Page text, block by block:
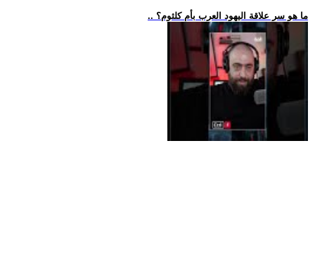
.. ما هو سر علاقة اليهود العرب بأم كلثوم؟